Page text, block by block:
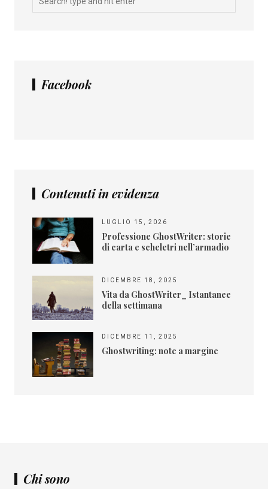
Facebook
Contenuti in evidenza
LUGLIO 15, 2026
Professione GhostWriter: storie
di carta e scheletri nell’armadio
DICEMBRE 18, 2025
Vita da GhostWriter_ Istantanee
della settimana
DICEMBRE 11, 2025
Ghostwriting: note a margine
Chi sono